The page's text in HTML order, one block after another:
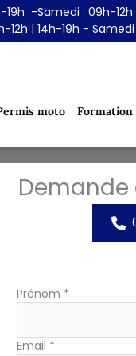
-Samedi : 09h-12h
12h | 14h-19h -
moto Formation
Demande
Formulaire
téléphone
Prénom *
Email *